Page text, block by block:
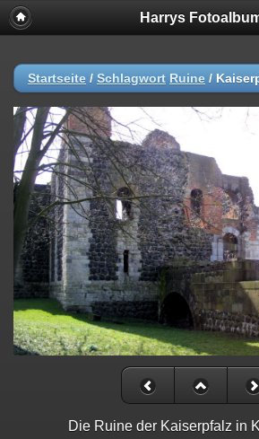
Harrys
Startseite / Schlagwort Ruine /
Die Ruine der Kaiserpfalz in